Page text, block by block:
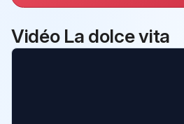
Vidéo La dolce vita